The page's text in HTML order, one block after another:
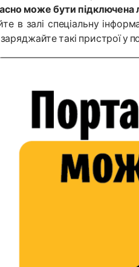
може бути підключена
в залі спеціальну
такі пристрої у